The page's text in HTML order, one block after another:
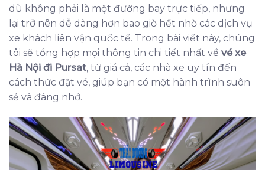
dù không phải là một đường bay trực tiếp, nhưng
lại trở nên dễ dàng hơn bao giờ hết nhờ các dịch vụ
xe khách liên vận quốc tế. Trong bài viết này, chúng
tôi sẽ tổng hợp mọi thông tin chi tiết nhất về vé xe
Hà Nội đi Pursat, từ giá cả, các nhà xe uy tín đến
cách thức đặt vé, giúp bạn có một hành trình suôn
sẻ và đáng nhớ.